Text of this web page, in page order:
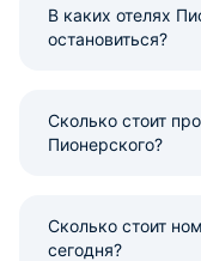
В каких отелях
остановиться?
Сколько стоит
Пионерского?
Сколько стоит
сегодня?